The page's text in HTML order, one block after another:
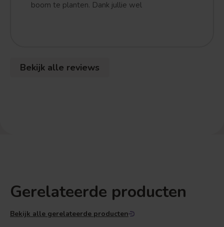
boom te planten. Dank jullie wel
Bekijk alle reviews
Gerelateerde producten
Bekijk alle gerelateerde producten